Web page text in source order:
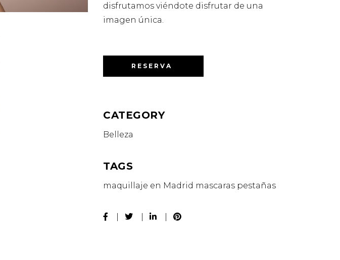
disfrutamos viéndote disfrutar de una
imagen única.
RESERVA
CATEGORY
Belleza
TAGS
maquillaje en Madrid mascaras pestañas